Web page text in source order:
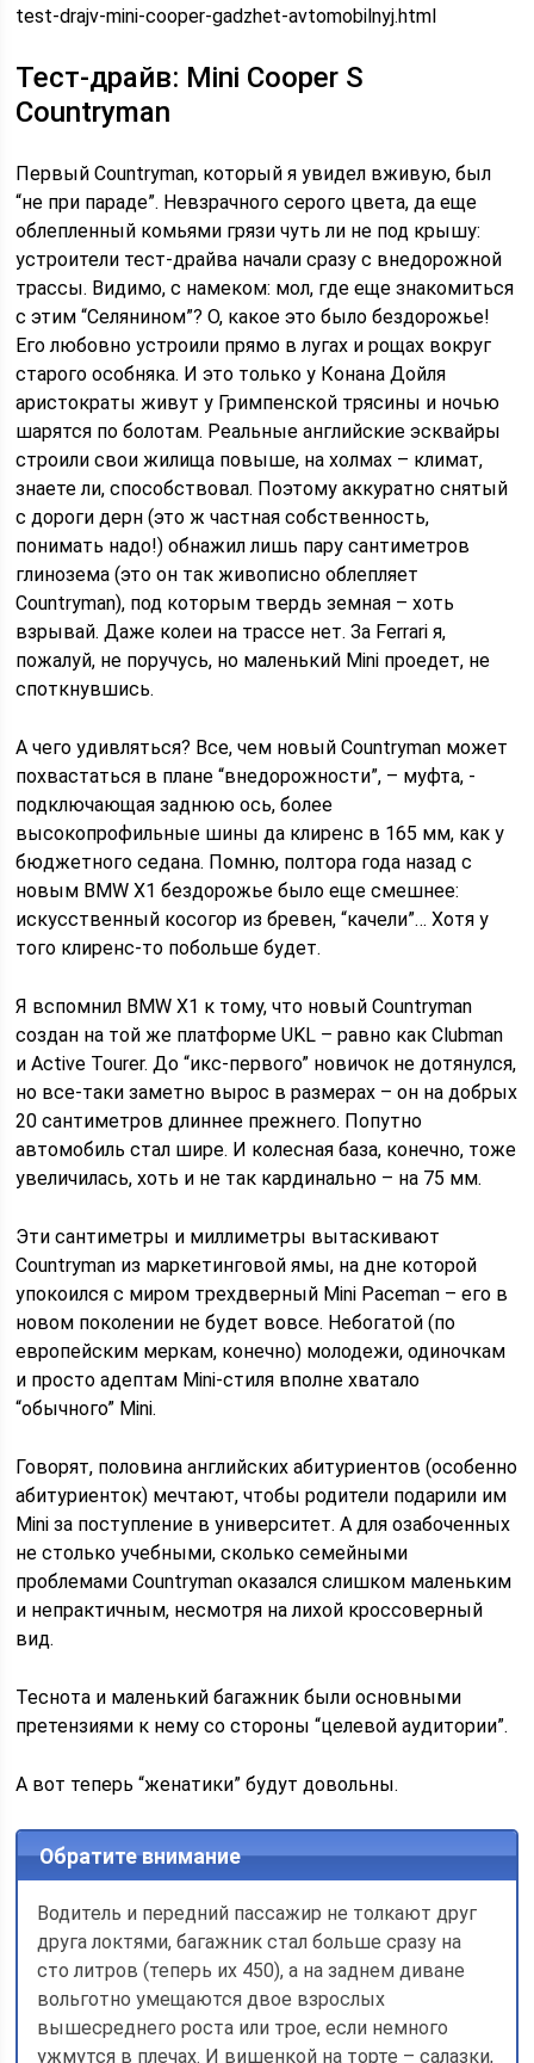
test-drajv-mini-cooper-gadzhet-avtomobilnyj.html
Тест-драйв: Mini Cooper S
Countryman
Первый Countryman, который я увидел вживую, был
“не при параде”. Невзрачного серого цве­та, да еще
облепленный комьями грязи чуть ли не под крышу:
устроители тест-драйва начали сразу с внедорожной
трассы. Видимо, с намеком: мол, где еще знакомиться
с этим “Селянином”? О, какое это было бездорожье!
Его любовно устроили прямо в лугах и рощах вокруг
старого особняка. И это только у Конана Дойля
аристократы живут у Гримпенской трясины и ночью
шарятся по болотам. Реальные английские эсквайры
строили свои жилища повыше, на холмах – климат,
знаете ли, способствовал. Поэтому аккуратно снятый
с дороги дерн (это ж частная собственность,
понимать надо!) обнажил лишь пару сантиметров
глинозема (это он так живописно облеп­ляет
Countryman), под которым твердь земная – хоть
взрывай. Даже колеи на трассе нет. За Ferrari я,
пожалуй, не поручусь, но маленький Mini проедет, не
споткнувшись.
A чего удивляться? Все, чем новый Countryman может
похвастаться в плане “внедорожности”, – муфта, ­
подключающая заднюю ось, более
высокопрофильные шины да клиренс в 165 мм, как у
бюджетного седана. Помню, полтора года назад с
новым BMW X1 бездорожье было еще смешнее:
искусственный косогор из бревен, “качели”… Хотя у
того клиренс-то побольше будет.
Я вспомнил BMW X1 к тому, что новый Countryman
создан на той же платформе UKL – равно как Clubman
и Active Tourer. До “икс-первого” новичок не дотянулся,
но все-таки заметно вырос в размерах – он на добрых
20 сантимет­ров длиннее прежнего. Попутно
автомобиль стал шире. И колесная база, конечно, тоже
увеличилась, хоть и не так кардинально – на 75 мм.
Эти сантиметры и миллиметры вытаскивают
Countryman из маркетинговой ямы, на дне которой
упокоился с миром трехдверный Mini Paceman – его в
новом поколении не будет вовсе. Небогатой (по
европейским меркам, конечно) молодежи, одиночкам
и просто адептам Mini-стиля вполне хватало
“обычного” Mini.
Говорят, половина английских абитуриентов (особенно
абитуриенток) мечтают, чтобы родители подарили им
Mini за поступление в университет. А для озабоченных
не столько учебными, сколько семейными
проблемами Countryman оказался слишком маленьким
и непрактичным, несмотря на лихой кроссоверный
вид.
Теснота и маленький багажник были основными
претензиями к нему со стороны “целевой аудитории”.
А вот теперь “женатики” будут довольны.
Обратите внимание
Водитель и передний пассажир не толкают друг
друга локтями, багажник стал больше сразу на
сто литров (теперь их 450), а на заднем диване
вольготно уме­щаются двое взрослых
вышесреднего роста или трое, если немного
ужмутся в плечах. И вишенкой на торте – салазки,